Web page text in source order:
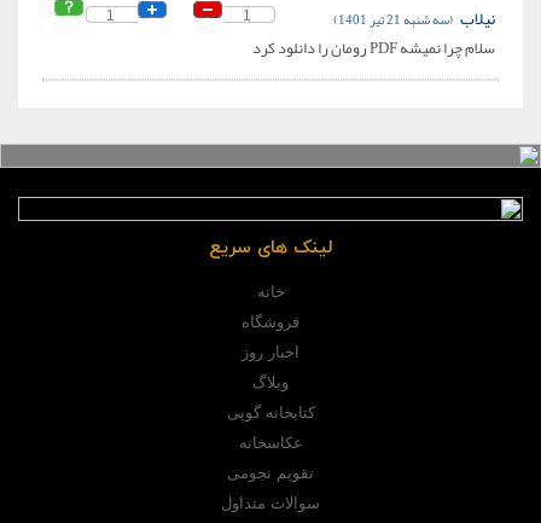
1 1 نیلاب (سه شنبه 21 تیر 1401)
سلام چرا نمیشه PDF رومان را دانلود کرد
لینک های سریع
خانه
فروشگاه
اخبار روز
وبلاگ
کتابخانه گوپی
عکاسخانه
تقویم نجومی
سوالات متداول